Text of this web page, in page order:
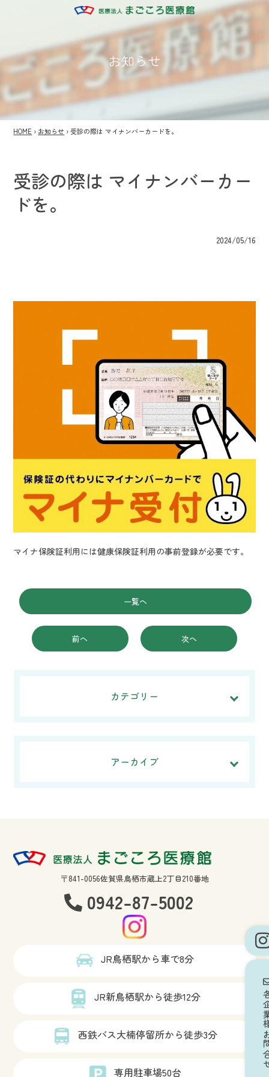
各企
お知らせ
HOME › お知らせ › 受診の際は マイナンバーカードを。
受診の際は マイナンバーカー
ドを。
2024/05/16
マイナ保険証利用には健康保険証利用の事前登録が必要です。
前へ
一覧へ
次へ
カテゴリー
アーカイブ
〒841-0056佐賀県鳥栖市蔵上2丁目210番地
0942-87-5002
JR鳥栖駅から車で8分
JR新鳥栖駅から徒歩12分
西鉄バス大楠停留所から徒歩3分
専用駐車場50台